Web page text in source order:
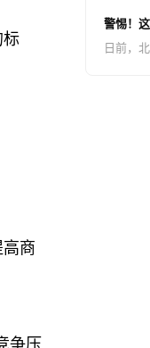
标
商
争压
转至无
这种违
建设的
上海市
警惕！
日前，